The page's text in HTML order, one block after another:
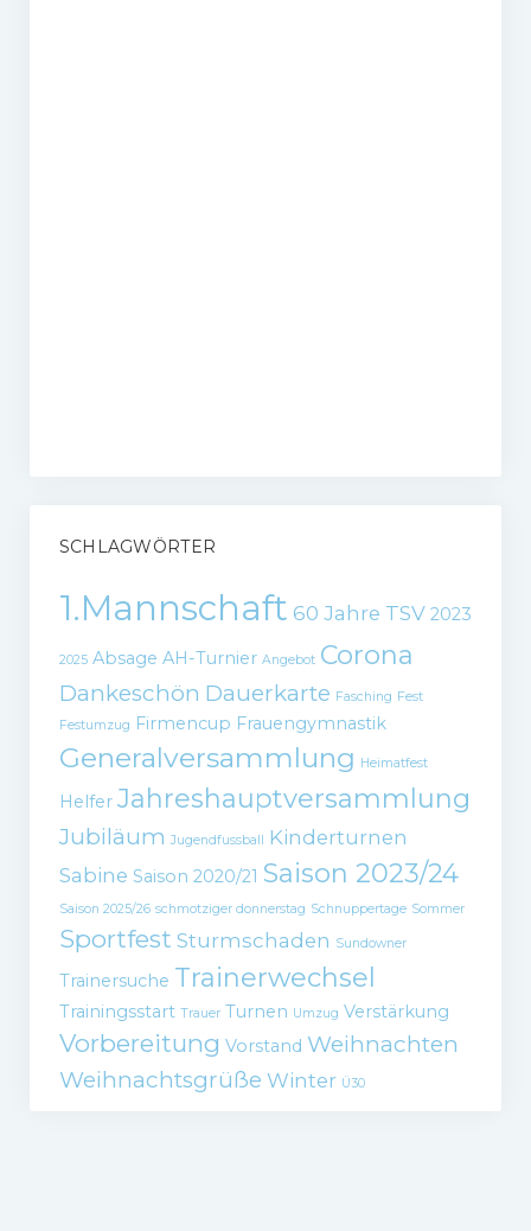
SCHLAGWÖRTER
1.Mannschaft 60 Jahre TSV 2023
2025 Absage AH-Turnier Angebot Corona
Dankeschön Dauerkarte Fasching Fest
Festumzug Firmencup Frauengymnastik
Generalversammlung Heimatfest
Helfer Jahreshauptversammlung
Jubiläum Jugendfussball
Kinderturnen
Sabine Saison 2020/21 Saison 2023/24
Saison 2025/26 schmotziger donnerstag Schnuppertage Sommer
Sportfest Sturmschaden Sundowner
Trainersuche Trainerwechsel
Trainingsstart Trauer Turnen Umzug Verstärkung
Vorbereitung Vorstand Weihnachten
Weihnachtsgrüße Winter Ü30